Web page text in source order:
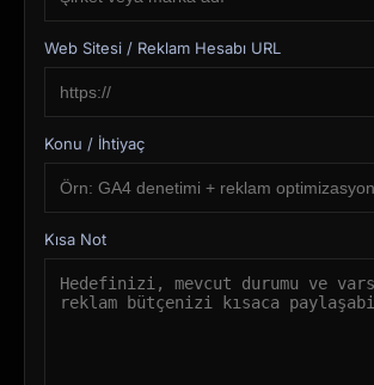
Web Sitesi / Reklam Hesabı URL
Konu / İhtiyaç
Kısa Not